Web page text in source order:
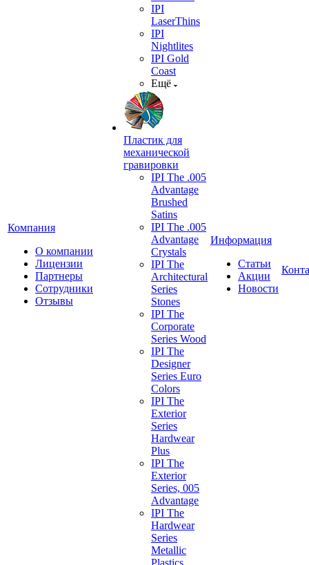
Компания
О компании
Лицензии
Партнеры
Сотрудники
Отзывы
IPI
LaserThins
IPI
Nightlites
IPI Gold
Coast
Ещё
Пластик для
механической
гравировки
IPI The .005
Advantage
Brushed
Satins
IPI The .005
Advantage
Crystals
IPI The
Architectural
Series
Stones
IPI The
Corporate
Series Wood
IPI The
Designer
Series Euro
Colors
IPI The
Exterior
Series
Hardwear
Plus
IPI The
Exterior
Series, 005
Advantage
IPI The
Hardwear
Series
Metallic
Plastics
Информация
Статьи
Акции
Новости